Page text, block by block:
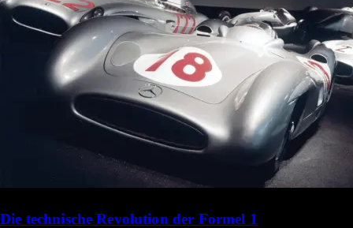
Die technische Revolution der Formel 1